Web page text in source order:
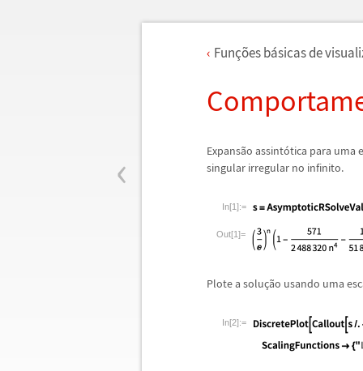
‹
Funções básicas de
Expansão assintótica para uma
singular irregular no infinito.
In[1]:=
Out[1]=
Plote a solução usando uma
In[2]:=